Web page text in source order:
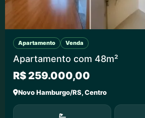
Apartamento Venda
Apartamento com 48m²
R$ 259.000,00
Novo Hamburgo/RS, Centro